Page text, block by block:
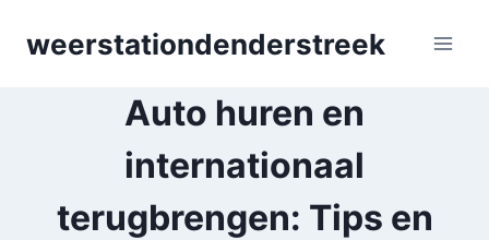
weerstationdenderstreek
Auto huren en
internationaal
terugbrengen: Tips en